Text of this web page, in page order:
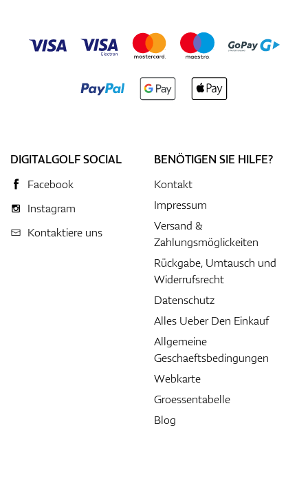
DIGITALGOLF SOCIAL
Facebook
Instagram
Kontaktiere uns
BENÖTIGEN SIE HILFE?
Kontakt
Impressum
Versand &
Zahlungsmöglickeiten
Rückgabe, Umtausch und
Widerrufsrecht
Datenschutz
Alles Ueber Den Einkauf
Allgemeine
Geschaeftsbedingungen
Webkarte
Groessentabelle
Blog